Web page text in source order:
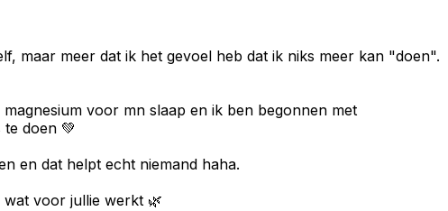
maar meer dat ik het gevoel heb dat ik niks meer kan "doen".
voor mn slaap en ik ben begonnen met
doen 💚
en dat helpt echt niemand haha.
voor jullie werkt 🌿